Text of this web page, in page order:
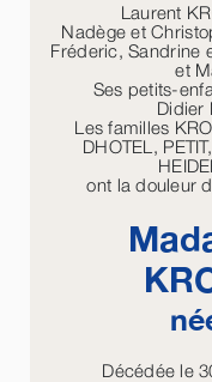
Laurent
Nadège et
Fréderic, Sandrine
et
Ses petits-
Didier
Les familles
DHOTEL,
ont la douleur
Décédée le